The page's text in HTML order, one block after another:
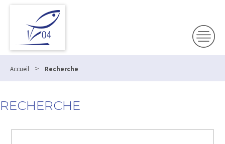
Accueil > Recherche
RECHERCHE